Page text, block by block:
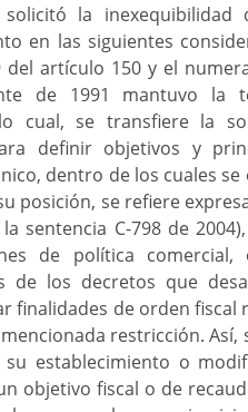
la inexequibilidad
en las siguientes
artículo 150 y el
de 1991 mantuvo la
cual, se transfiere la
definir objetivos y
dentro de los cuales
posición, se refiere
sentencia C-798 de
de política
de los decretos que
finalidades de orden fiscal
restricción. Así,
establecimiento o
objetivo fiscal o de